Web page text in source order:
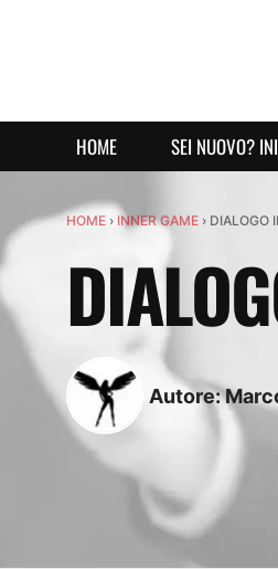
HOME SEI NUOVO?
HOME › INNER GAME › DIALOGO
Autore: